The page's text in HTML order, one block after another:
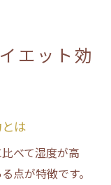
エット効
は
べて湿度が高
点が特徴です。